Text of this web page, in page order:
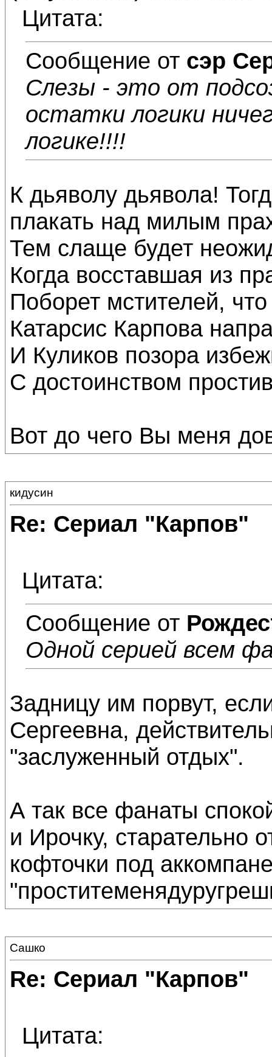
Цитата:
Сообщение от сэр
Слезы - это от
остатки логики
логике!!!!
К дьяволу дьявола!
плакать над милым
Тем слаще будет
Когда восставшая из
Поборет мстителей,
Катарсис Карпова
И Куликов позора
С достоинством
Вот до чего Вы меня
кидусин
Re: Сериал "Карпов"
Цитата:
Сообщение от
Одной серией всем
Задницу им порвут,
Сергеевна,
"заслуженный отдых".
А так все фанаты
и Ирочку, старательно
кофточки под
Сашко
Re: Сериал "Карпов"
Цитата: